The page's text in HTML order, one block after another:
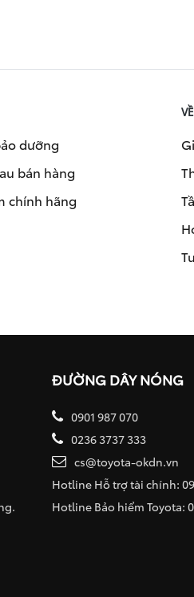
dưỡng
bán hàng
chính hãng
ĐƯỜNG DÂY NÓNG
0901 987 070
0236 3737 333
cs@toyota-okdn.vn
Hotline Hỗ trợ tài chính:
Hotline Bảo hiểm Toyota: